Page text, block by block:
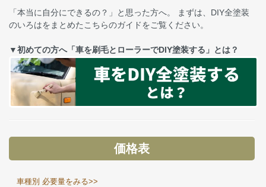
「本当に自分にできるの？」と思った方へ。 まずは、DIY全塗装
のいろはをまとめたこちらのガイドをご覧ください。
▼初めての方へ「車を刷毛とローラーでDIY塗装する」とは？
価格表
車種別 必要量をみる>>